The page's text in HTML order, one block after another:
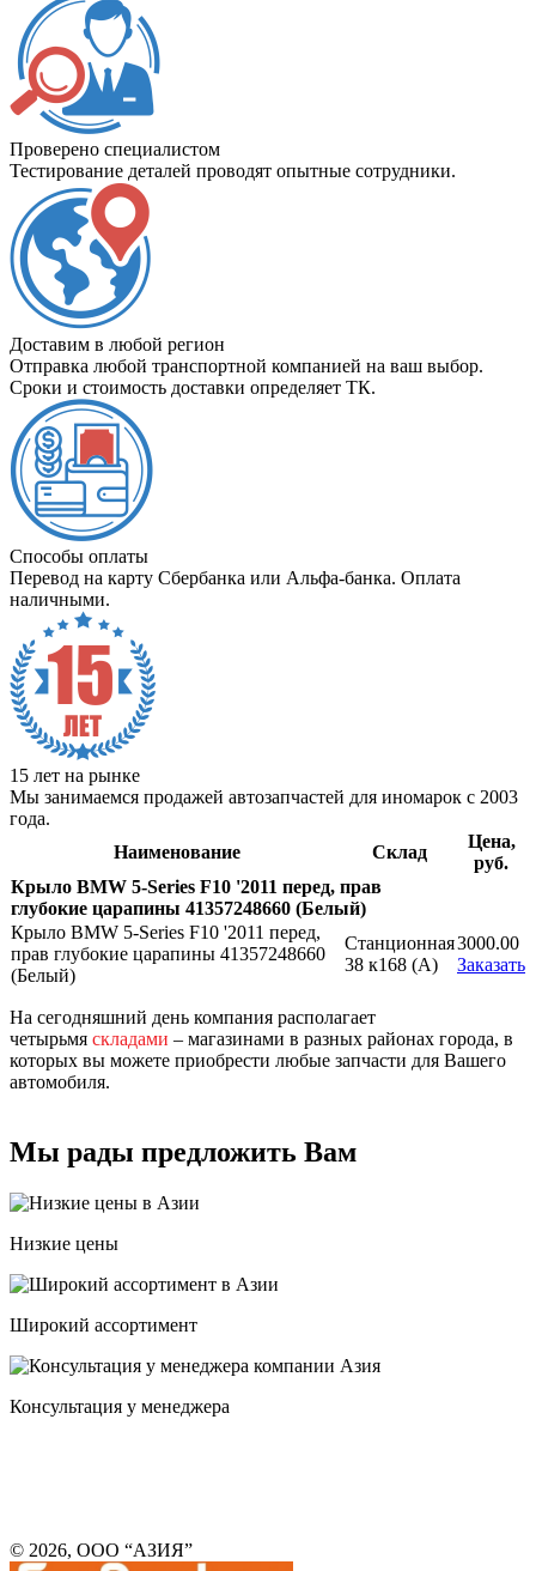
Проверено специалистом
Тестирование деталей проводят опытные сотрудники.
Доставим в любой регион
Отправка любой транспортной компанией на ваш выбор.
Сроки и стоимость доставки определяет ТК.
Способы оплаты
Перевод на карту Сбербанка или Альфа-банка. Оплата
наличными.
15 лет на рынке
Мы занимаемся продажей автозапчастей для иномарок с 2003
года.
Наименование
Склад
Цена,
руб.
Крыло BMW 5-Series F10 '2011 перед, прав
глубокие царапины 41357248660 (Белый)
Крыло BMW 5-Series F10 '2011 перед,
прав глубокие царапины 41357248660
(Белый)
Станционная
38 к168 (A)
3000.00
Заказать
На сегодняшний день компания располагает
четырьмя складами – магазинами в разных районах города, в
которых вы можете приобрести любые запчасти для Вашего
автомобиля.
Мы рады предложить Вам
Низкие цены
Широкий ассортимент
Консультация у менеджера
© 2026, ООО “АЗИЯ”